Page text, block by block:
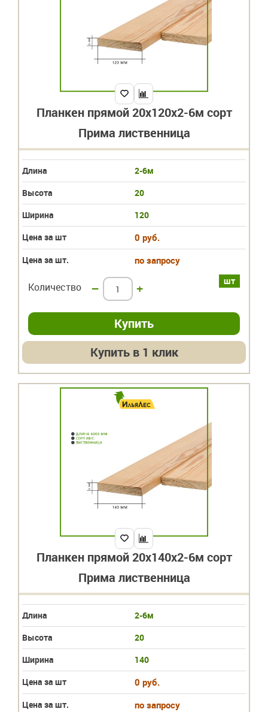
Планкен прямой 20х120х2-6м сорт
Прима лиственница
Длина
2-6м
Высота
20
Ширина
120
Цена за шт
0 руб.
Цена за шт. по запросу
шт
Количество – +
Купить в 1 клик
Планкен прямой 20х140х2-6м сорт
Прима лиственница
Длина
2-6м
Высота
20
Ширина
140
Цена за шт
0 руб.
Цена за шт. по запросу